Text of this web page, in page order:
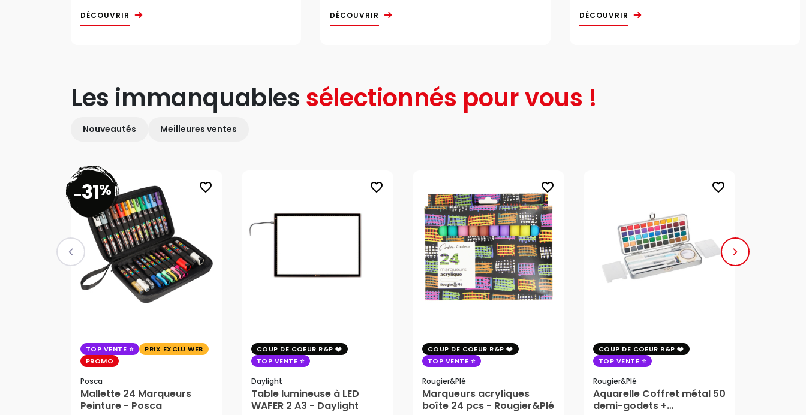
DÉCOUVRIR DÉCOUVRIR DÉCOUVRIR
Les immanquables sélectionnés pour vous !
Nouveautés Meilleures ventes
favorite_border
-31%
TOP VENTE
PRIX EXCLU WEB
PROMO
Posca
Mallette 24 Marqueurs
Peinture - Posca
favorite_border
COUP DE COEUR R&P
TOP VENTE
Daylight
Table lumineuse à LED
WAFER 2 A3 - Daylight
favorite_border
COUP DE COEUR R&P
TOP VENTE
Rougier&plé
Marqueurs acryliques
boîte 24 pcs - Rougier&Plé
favorite_border
COUP DE COEUR R&P
TOP VENTE
Rougier&plé
Aquarelle Coffret métal 50
demi-godets +